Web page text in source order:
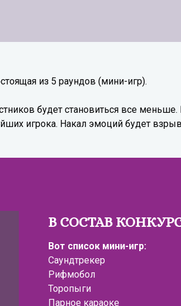
из 5 раундов (мини-игр).
будет становиться все
игрока. Накал эмоций будет
В СОСТАВ
Вот список мини-игр:
Саундтрекер
Рифмобол
Торопыги
Парное караоке